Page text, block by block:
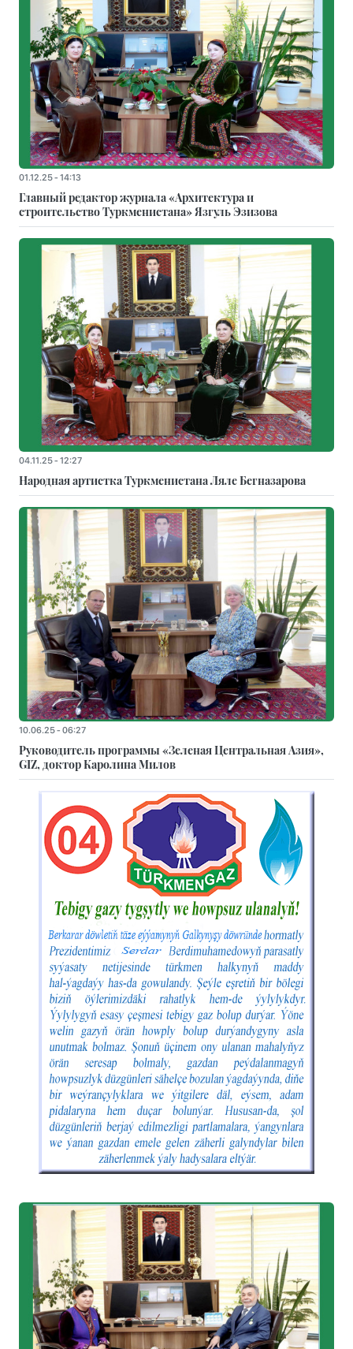
01.12.25 - 14:13
Главный редактор журнала «Архитектура и
строительство Туркменистана» Язгуль Эзизова
04.11.25 - 12:27
Народная артистка Туркменистана Ляле Бегназарова
10.06.25 - 06:27
Руководитель программы «Зеленая Центральная Азия»,
GIZ, доктор Каролина Милов